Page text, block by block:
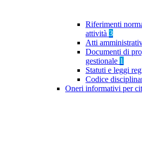
Riferimenti
attività 3
Atti
Documenti di
gestionale 1
Statuti e leggi
Codice
Oneri informativi per